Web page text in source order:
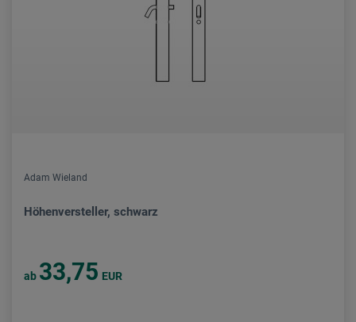
Adam Wieland
Höhenversteller, schwarz
ab 33,75 EUR